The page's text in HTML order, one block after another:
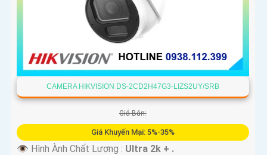
CAMERA HIKVISION DS-2CD2H47G3-LIZS2UY/SRB
Giá Bán:
Giá Khuyến Mại: 5%-35%
👁 Hình Ành Chất Lượng : Ultra 2k + .